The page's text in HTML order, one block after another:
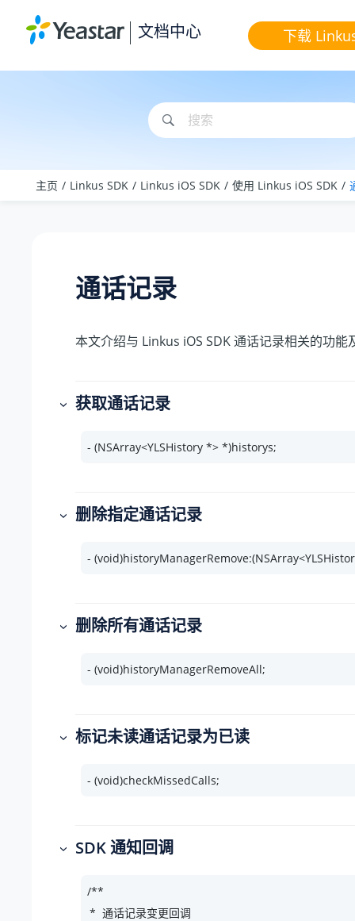
文档中心 下载
主页 Linkus SDK Linkus iOS SDK 使用 Linkus iOS SDK
通话记录
本文介绍与 Linkus iOS SDK 通话记录相关的功能
获取通话记录
- (NSArray<YLSHistory *> *)historys;
删除指定通话记录
-
删除所有通话记录
- (void)historyManagerRemoveAll;
标记未读通话记录为已读
- (void)checkMissedCalls;
SDK 通知回调
/**
*  通话记录变更回调